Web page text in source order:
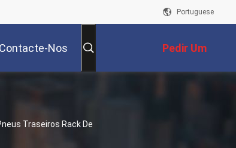
Portuguese
Contacte-Nos Pedir Um
Orçamento
Traseiros Rack De